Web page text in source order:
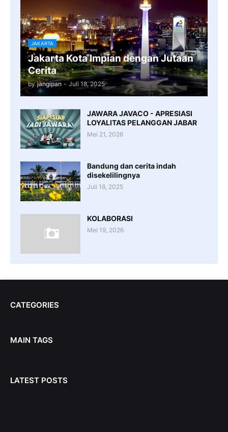
JAKARTA
Jakarta Kota Impian dengan Jutaan
Cerita
by jangipan - Juli 18, 2025
JAWARA JAVACO - APRESIASI
LOYALITAS PELANGGAN JABAR
Mei 21, 2026
Bandung dan cerita indah
disekelilingnya
Juli 18, 2025
KOLABORASI
Mei 19, 2026
CATEGORIES
MAIN TAGS
LATEST POSTS